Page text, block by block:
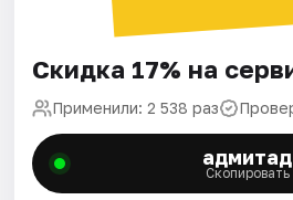
Скидка 17% на
Применили: 2 538 раз
адмитад
Скопировать